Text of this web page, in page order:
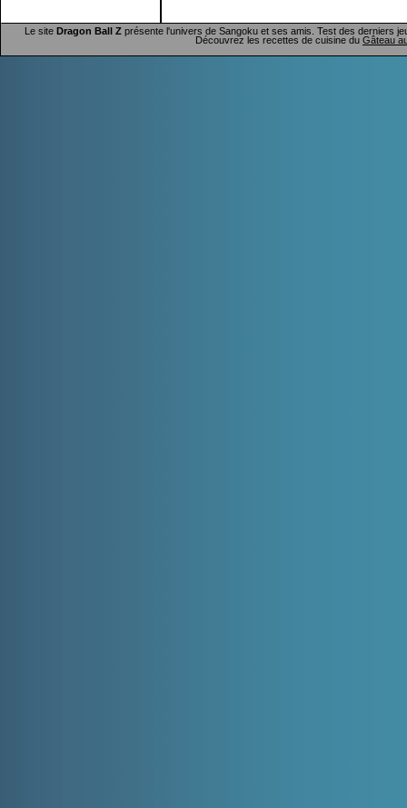
Le site Dragon Ball Zprésente l'univers de Sangoku et ses amis. Test des derniers
Découvrez les recettes de cuisine du Gâteau